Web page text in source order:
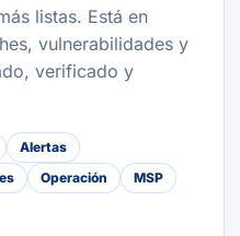
listas. Está en
vulnerabilidades y
verificado y
Alertas
Operación
MSP